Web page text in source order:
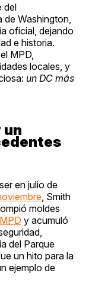
del
Washington,
oficial, dejando
e historia.
MPD,
locales, y
un DC más
un
en julio de
, Smith
moldes
y acumuló
del Parque
un hito para la
ejemplo de